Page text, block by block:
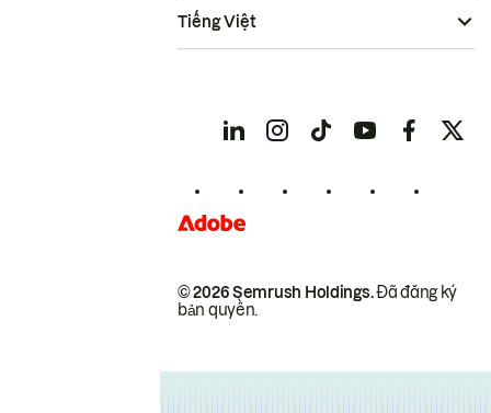
© 2026 Semrush Holdings.Đã đăng ký
bản quyền.
Tiếng Việt